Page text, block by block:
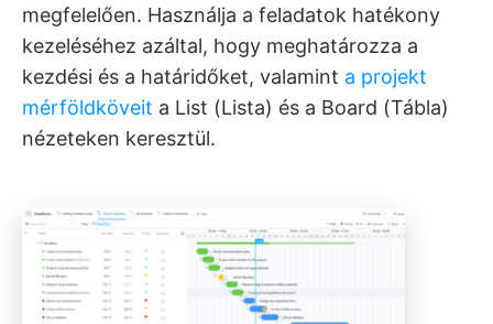
megfelelően. Használja a feladatok hatékony
kezeléséhez azáltal, hogy meghatározza a
kezdési és a határidőket, valamint a projekt
mérföldköveit a List (Lista) és a Board (Tábla)
nézeteken keresztül.